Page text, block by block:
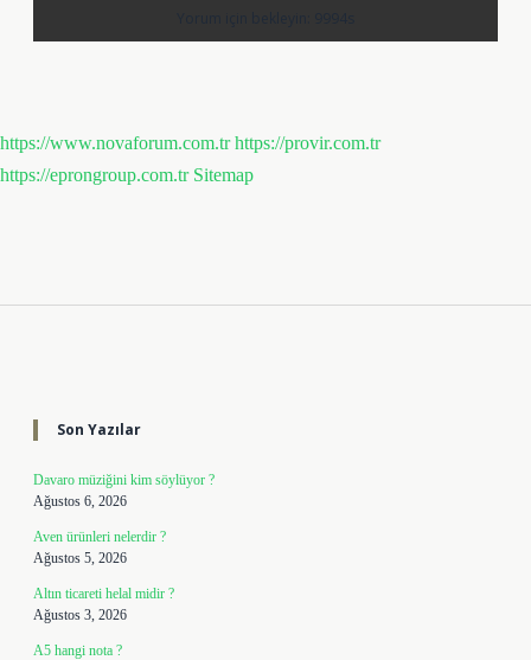
https://www.novaforum.com.tr https://provir.com.tr
https://eprongroup.com.tr Sitemap
Son Yazılar
Davaro müziğini kim söylüyor ?
Ağustos 6, 2026
Aven ürünleri nelerdir ?
Ağustos 5, 2026
Altın ticareti helal midir ?
Ağustos 3, 2026
A5 hangi nota ?